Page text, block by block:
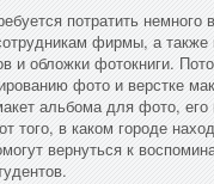
потратить немного
фирмы, а также
и обложки фотокниги.
фото и верстке
альбома для фото, его
того, в каком городе
вернуться к